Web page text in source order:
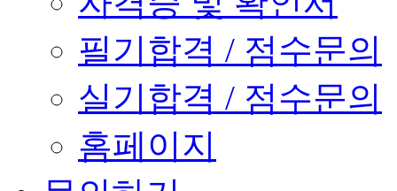
필기합격 / 점수문의
실기합격 / 점수문의
홈페이지